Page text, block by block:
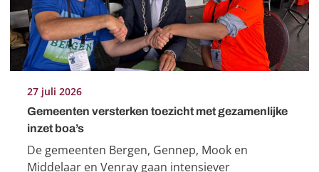
27 juli 2026
Gemeenten versterken toezicht met gezamenlijke
inzet boa’s
De gemeenten Bergen, Gennep, Mook en
Middelaar en Venray gaan intensiever